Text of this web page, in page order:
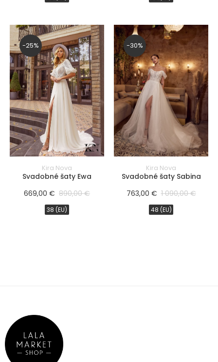
-25%
Kira Nova
Svadobné šaty Ewa
669,00 € 890,00 €
38 (EU)
-30%
Kira Nova
Svadobné šaty Sabina
763,00 € 1 090,00 €
48 (EU)
Cappuccino
Champagne
Iná
Púdrová
Off White
Pink Blush
Mocha
FILTROVAŤ
PRODUKTY
značka/návrhár
FILTROVAŤ